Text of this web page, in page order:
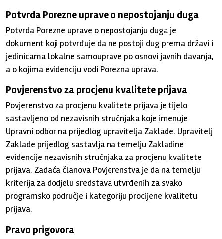
Potvrda Porezne uprave o nepostojanju duga
Potvrda Porezne uprave o nepostojanju duga je
dokument koji potvrđuje da ne postoji dug prema državi i
jedinicama lokalne samouprave po osnovi javnih davanja,
a o kojima evidenciju vodi Porezna uprava.
Povjerenstvo za procjenu kvalitete prijava
Povjerenstvo za procjenu kvalitete prijava je tijelo
sastavljeno od nezavisnih stručnjaka koje imenuje
Upravni odbor na prijedlog upravitelja Zaklade. Upravitelj
Zaklade prijedlog sastavlja na temelju Zakladine
evidencije nezavisnih stručnjaka za procjenu kvalitete
prijava. Zadaća članova Povjerenstva je da na temelju
kriterija za dodjelu sredstava utvrđenih za svako
programsko područje i kategoriju procijene kvalitetu
prijava.
Pravo prigovora